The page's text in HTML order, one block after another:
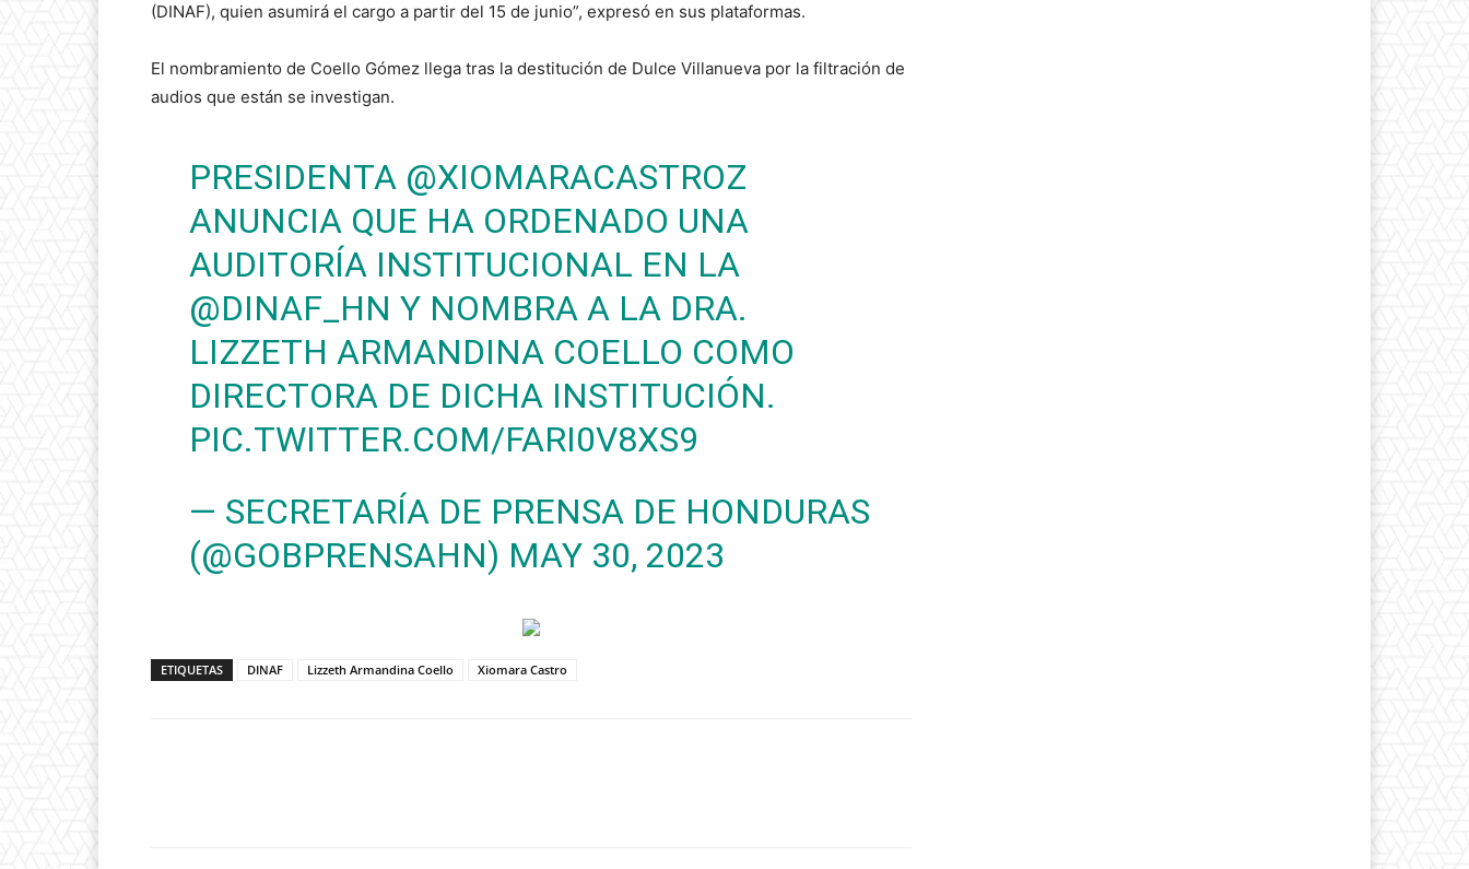
(DINAF), quien asumirá el cargo a partir del 15 de junio”, expresó en sus plataformas.
El nombramiento de Coello Gómez llega tras la destitución de Dulce Villanueva por la filtración de
audios que están se investigan.
PRESIDENTA @XIOMARACASTROZ
ANUNCIA QUE HA ORDENADO UNA
AUDITORÍA INSTITUCIONAL EN LA
@DINAF_HN Y NOMBRA A LA DRA.
LIZZETH ARMANDINA COELLO COMO
DIRECTORA DE DICHA INSTITUCIÓN.
PIC.TWITTER.COM/FARI0V8XS9
— SECRETARÍA DE PRENSA DE HONDURAS
(@GOBPRENSAHN) MAY 30, 2023
ETIQUETAS DINAF Lizzeth Armandina Coello Xiomara Castro